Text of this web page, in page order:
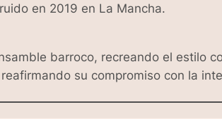
en 2019 en La Mancha.
barroco, recreando el estilo
su compromiso con la